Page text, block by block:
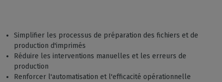
Simplifier les processus de préparation des fichiers et de
production d'imprimés
Réduire les interventions manuelles et les erreurs de
production
Renforcer l'automatisation et l'efficacité opérationnelle